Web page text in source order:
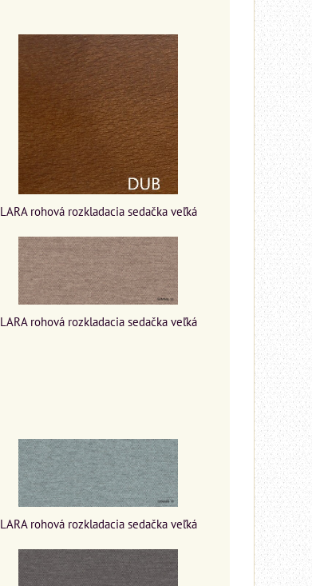
LARA rohová rozkladacia sedačka veľká
LARA rohová rozkladacia sedačka veľká
LARA rohová rozkladacia sedačka veľká